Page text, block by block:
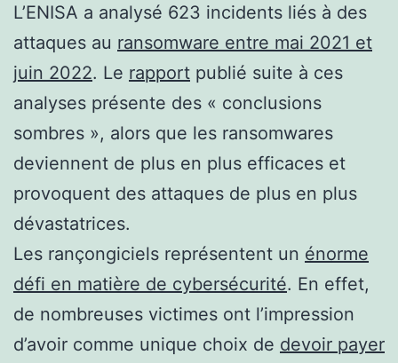
L’ENISA a analysé 623 incidents liés à des
attaques au ransomware entre mai 2021 et
juin 2022. Le rapport publié suite à ces
analyses présente des « conclusions
sombres », alors que les ransomwares
deviennent de plus en plus efficaces et
provoquent des attaques de plus en plus
dévastatrices.
Les rançongiciels représentent un énorme
défi en matière de cybersécurité. En effet,
de nombreuses victimes ont l’impression
d’avoir comme unique choix de devoir payer